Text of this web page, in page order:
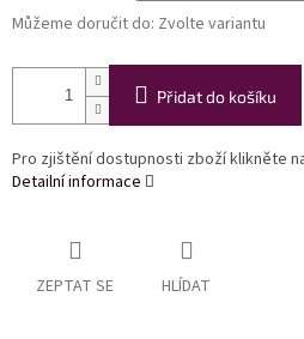
Můžeme doručit do: Zvolte variantu
Přidat do košíku
Pro zjištění dostupnosti zboží klikněte
Detailní informace
ZEPTAT SE HLÍDAT